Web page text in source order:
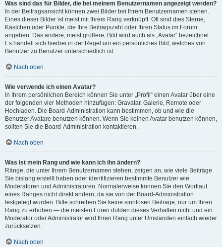
Was sind das für Bilder, die bei meinem Benutzernamen angezeigt werden?
In der Beitragsansicht können zwei Bilder bei Ihrem Benutzernamen stehen.
Eines dieser Bilder ist meist mit Ihrem Rang verknüpft: Oft sind dies Sterne,
Kästchen oder Punkte, die Ihre Beitragszahl oder Ihren Status im Forum
angeben. Das andere, meist größere, Bild wird auch als „Avatar“ bezeichnet.
Es handelt sich hierbei in der Regel um ein persönliches Bild, welches von
Benutzer zu Benutzer unterschiedlich ist.
Nach oben
Wie verwende ich einen Avatar?
In Ihrem persönlichen Bereich können Sie unter „Profil“ einen Avatar über eine
der folgenden vier Methoden hinzufügen: Gravatar, Galerie, Remote oder
Hochladen. Die Board-Administration kann bestimmen, ob und wie die
Benutzer Avatare benutzen können. Wenn Sie keinen Avatar benutzen können,
sollten Sie die Board-Administration kontaktieren.
Nach oben
Was ist mein Rang und wie kann ich ihn ändern?
Ränge, die unter Ihrem Benutzernamen stehen, zeigen an, wie viele Beiträge
Sie bislang erstellt haben oder identifizieren bestimmte Benutzer wie
Moderatoren und Administratoren. Normalerweise können Sie den Wortlaut
eines Ranges nicht direkt ändern, da sie von der Board-Administration
festgelegt wurden. Bitte schreiben Sie keine sinnlosen Beiträge, nur um Ihren
Rang zu erhöhen — die meisten Foren dulden dieses Verhalten nicht und ein
Moderator oder Administrator wird Ihren Rang unter Umständen einfach wieder
zurücksetzen.
Nach oben